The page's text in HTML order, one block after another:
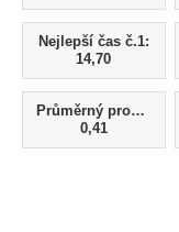
Nejlepší čas č.1:
14,70
Průměrný prostřik
0,41